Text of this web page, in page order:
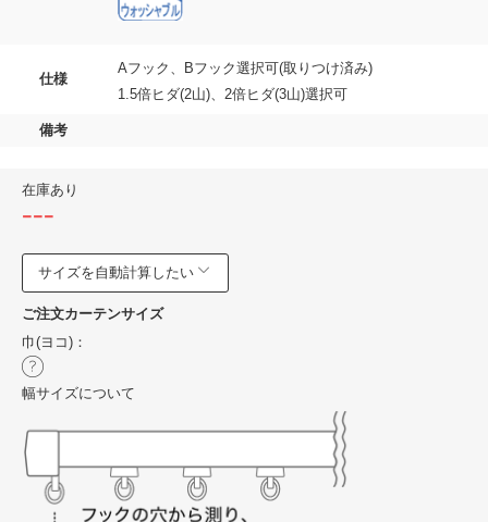
仕様
Aフック、Bフック選択可(取りつけ済み)
1.5倍ヒダ(2山)、2倍ヒダ(3山)選択可
備考
在庫あり
---
サイズを自動計算したい
ご注文カーテンサイズ
巾(ヨコ)：
幅サイズについて